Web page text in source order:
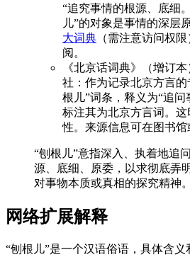
“追究事情的根源、底细
儿”的对象是事情的深层
大词典 （需注意访问权
阅。
《北京话词典》（增订
社：作为记录北京方言
根儿”词条，释义为“追
标注其为北京方言词。
性。来源信息可在图书馆
“刨根儿”意指深入、执着地追
源、底细、原委，以求彻底弄
对事物本质或真相的探究精神。
网络扩展解释
“刨根儿”是一个汉语俗语，具体含义